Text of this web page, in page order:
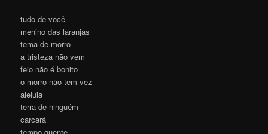
tudo de você
menino das laranjas
tema de morro
a tristeza não vem
feio não é bonito
o morro não tem vez
aleluia
terra de ninguém
carcará